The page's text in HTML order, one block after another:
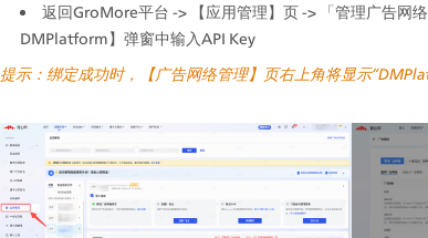
返回GroMore平台 -> 【应用管理】页 -> 「管理广告网
DMPlatform】弹窗中输入API Key
提示：绑定成功时，【广告网络管理】页右上角将显示